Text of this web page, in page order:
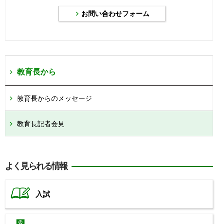
教育長から
教育長からのメッセージ
教育長記者会見
よく見られる情報
入試